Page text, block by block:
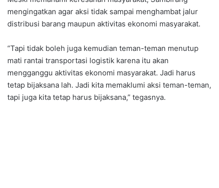
mengingatkan agar aksi tidak sampai menghambat jalur
distribusi barang maupun aktivitas ekonomi masyarakat.
“Tapi tidak boleh juga kemudian teman-teman menutup
mati rantai transportasi logistik karena itu akan
mengganggu aktivitas ekonomi masyarakat. Jadi harus
tetap bijaksana lah. Jadi kita memaklumi aksi teman-teman,
tapi juga kita tetap harus bijaksana,” tegasnya.